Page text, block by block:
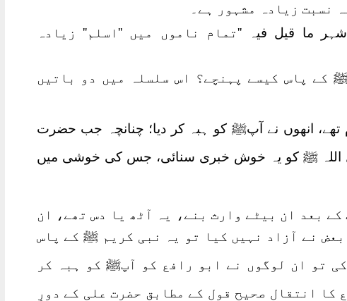
ما قیل فیہ''تمام ناموں میں ''اسلم'' زیادہ
کے پاس کیسے پہنچے؟ اس سلسلہ میں دو باتیں
انھوں نے آپﷺ کو ہبہ کر دیا؛ چنانچہ جب حضرت
اللہ ﷺ کو یہ خوش خبری سنائی، جس کی خوشی میں
کے بعد ان بیٹے وارث بنے، یہ آٹھ یا دس تھے، ان
نے آزاد نہیں کیا تو یہ نبی کریم ﷺ کے پاس
تو ان لوگوں نے ابو رافع کو آپﷺ کو ہبہ کر
انتقال صحیح قول کے مطابق حضرت علی کے دورِ